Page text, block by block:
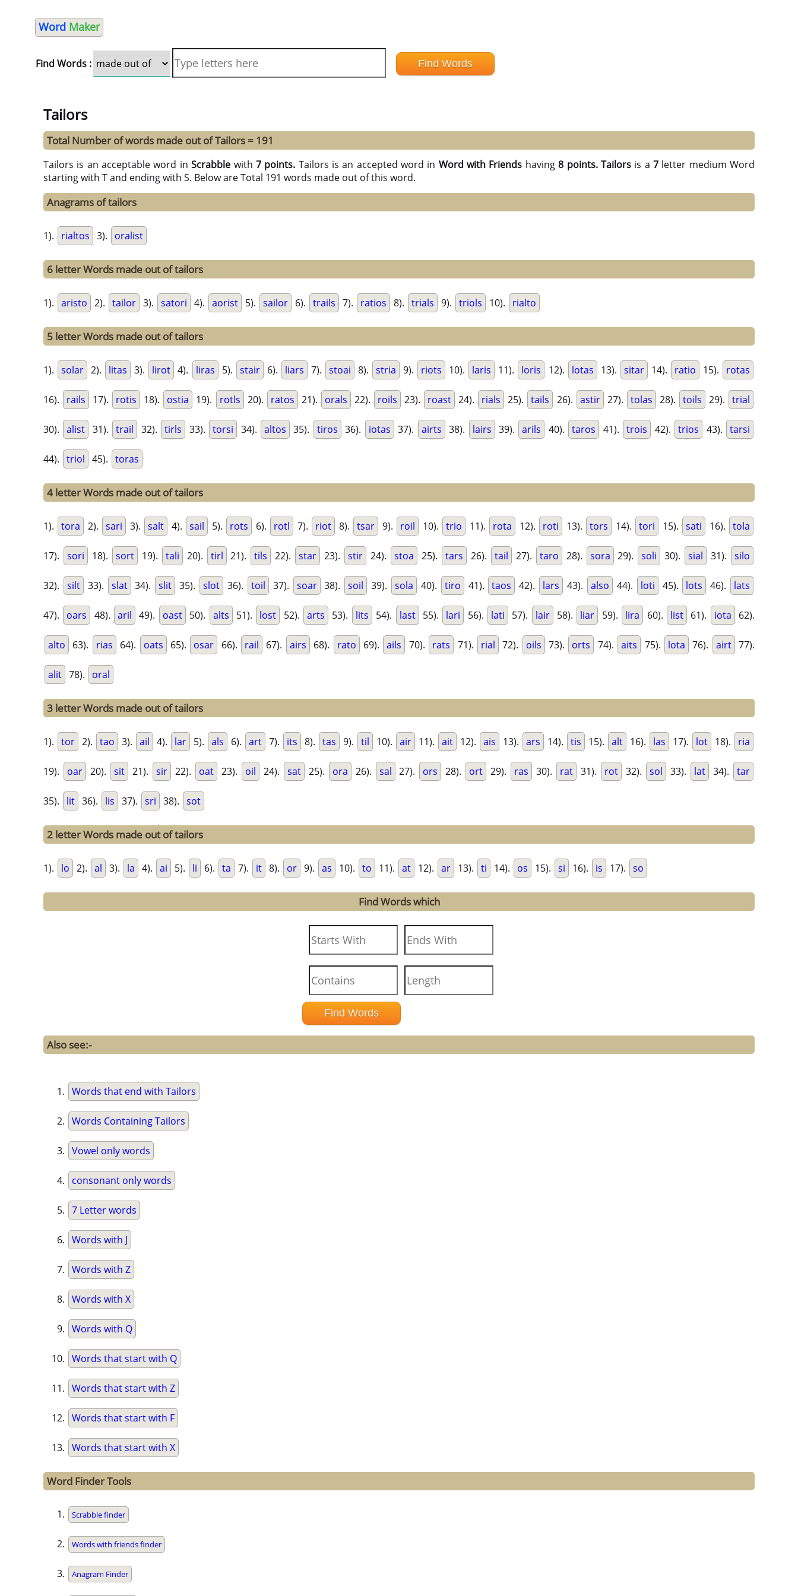
Word Maker
Find Words :
Tailors
Total Number of words made out of Tailors = 191
Tailors is an acceptable word inScrabble with 7 points. Tailors is an accepted word in Word with Friends having8 points. Tailorsis a 7letter medium Word
starting with T and ending with S. Below are Total 191 words made out of this word.
Anagrams of tailors
1). rialtos 3). oralist
6 letter Words made out of tailors
1). aristo 2). tailor 3). satori 4). aorist 5). sailor 6). trails 7). ratios 8). trials 9). triols 10). rialto
5 letter Words made out of tailors
1). solar 2). litas 3). lirot 4). liras 5). stair 6). liars 7). stoai 8). stria 9). riots 10). laris 11). loris 12). lotas 13). sitar 14). ratio 15). rotas
16). rails 17). rotis 18). ostia 19). rotls 20). ratos 21). orals 22). roils 23). roast 24). rials 25). tails 26). astir 27). tolas 28). toils 29). trial
30). alist 31). trail 32). tirls 33). torsi 34). altos 35). tiros 36). iotas 37). airts 38). lairs 39). arils 40). taros 41). trois 42). trios 43). tarsi
44). triol 45). toras
4 letter Words made out of tailors
1). tora 2). sari 3). salt 4). sail 5). rots 6). rotl 7). riot 8). tsar 9). roil 10). trio 11). rota 12). roti 13). tors 14). tori 15). sati 16). tola
17). sori 18). sort 19). tali 20). tirl 21). tils 22). star 23). stir 24). stoa 25). tars 26). tail 27). taro 28). sora 29). soli 30). sial 31). silo
32). silt 33). slat 34). slit 35). slot 36). toil 37). soar 38). soil 39). sola 40). tiro 41). taos 42). lars 43). also 44). loti 45). lots 46). lats
47). oars 48). aril 49). oast 50). alts 51). lost 52). arts 53). lits 54). last 55). lari 56). lati 57). lair 58). liar 59). lira 60). list 61). iota 62).
alto 63). rias 64). oats 65). osar 66). rail 67). airs 68). rato 69). ails 70). rats 71). rial 72). oils 73). orts 74). aits 75). lota 76). airt 77).
alit 78). oral
3 letter Words made out of tailors
1). tor 2). tao 3). ail 4). lar 5). als 6). art 7). its 8). tas 9). til 10). air 11). ait 12). ais 13). ars 14). tis 15). alt 16). las 17). lot 18). ria
19). oar 20). sit 21). sir 22). oat 23). oil 24). sat 25). ora 26). sal 27). ors 28). ort 29). ras 30). rat 31). rot 32). sol 33). lat 34). tar
35). lit 36). lis 37). sri 38). sot
2 letter Words made out of tailors
1). lo 2). al 3). la 4). ai 5). li 6). ta 7). it 8). or 9). as 10). to 11). at 12). ar 13). ti 14). os 15). si 16). is 17). so
Find Words which
Also see:-
Words that end with Tailors
Words Containing Tailors
Vowel only words
consonant only words
7 Letter words
Words with J
Words with Z
Words with X
Words with Q
Words that start with Q
Words that start with Z
Words that start with F
Words that start with X
Word Finder Tools
Scrabble finder
Words with friends finder
Anagram Finder